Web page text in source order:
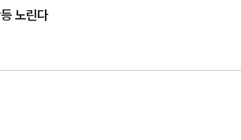
노린다